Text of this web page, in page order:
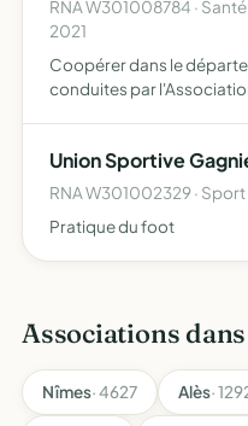
RNA W301008784 ·
2021
Coopérer dans le
conduites par
à donne…
Union Sportive
RNA W301002329 · Sport
Pratique du foot
Associations
Nîmes· 4627 Alès·